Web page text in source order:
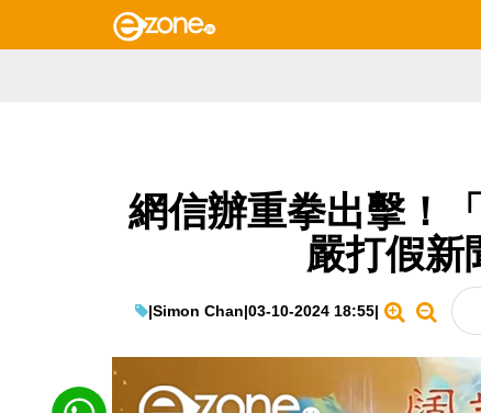
網信辦重拳出擊！
嚴打假新
|Simon Chan|03-10-2024 18:55|